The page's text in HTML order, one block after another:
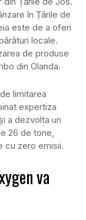
în Țările de
este de a oferi
locale.
de produse
din Olanda.
limitarea
expertiza
a dezvolta un
26 de tone,
cu zero emisii.
va